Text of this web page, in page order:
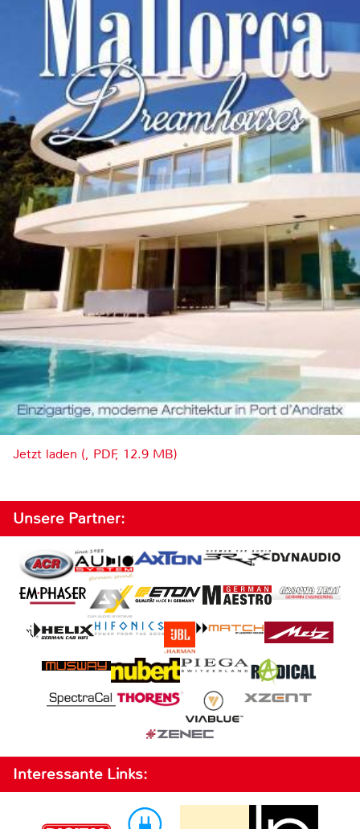
Jetzt laden (, PDF, 12.9 MB)
Unsere Partner:
Interessante Links: